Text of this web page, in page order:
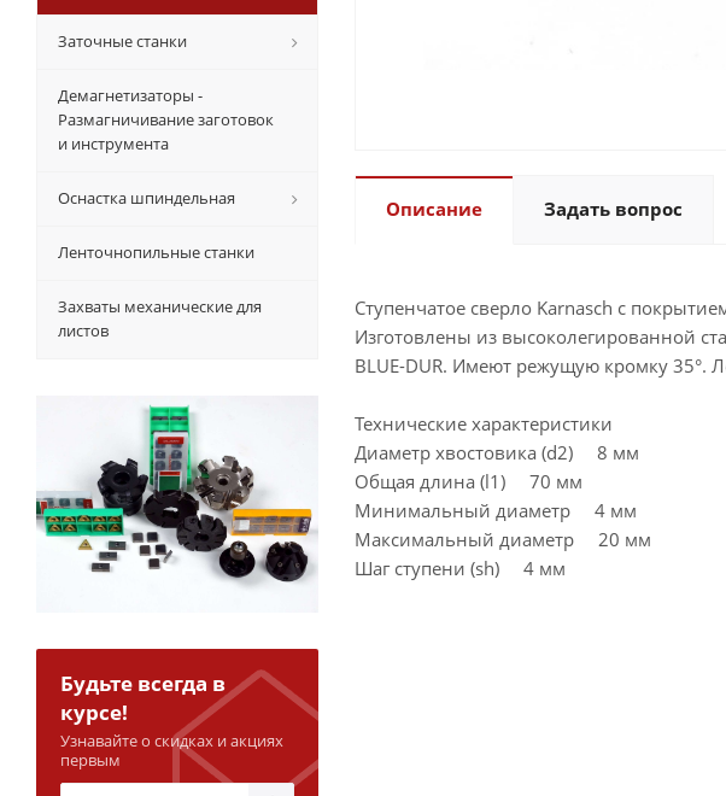
Описание Задать вопрос
Ступенчатое сверло Karnasch с
Изготовлены из высоколегированной
BLUE-DUR. Имеют режущую кромку 35°.
Технические характеристики
Диаметр хвостовика (d2) 8 мм
Общая длина (l1) 70 мм
Минимальный диаметр 4 мм
Максимальный диаметр 20 мм
Шаг ступени (sh) 4 мм
Заточные станки
Демагнетизаторы -
Размагничивание заготовок
и инструмента
Оснастка шпиндельная
Ленточнопильные станки
Захваты механические для
листов
Будьте всегда в
курсе!
Узнавайте о скидках и акциях
первым